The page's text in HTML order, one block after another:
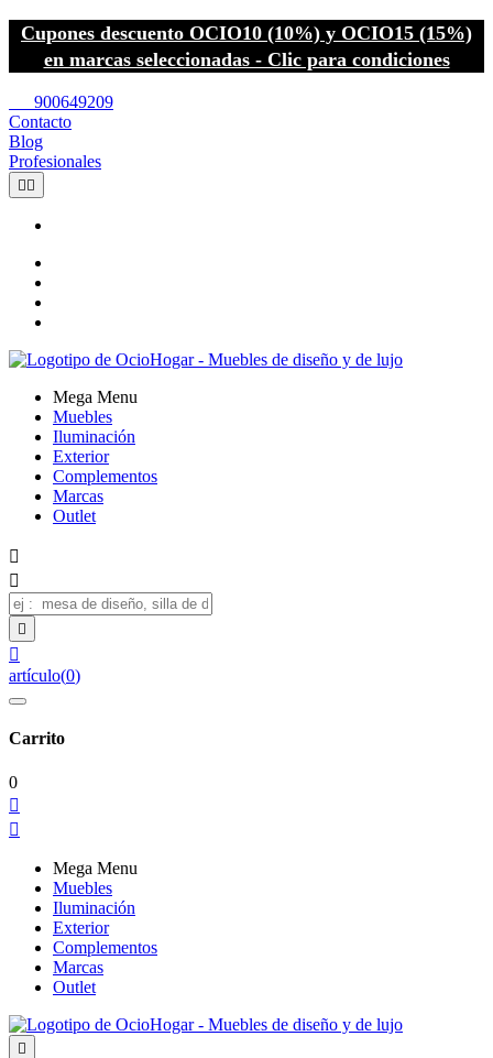
Cupones descuento OCIO10 (10%) y OCIO15 (15%)
en marcas seleccionadas - Clic para condiciones
900649209
Contacto
Blog
Profesionales
 
Mega Menu
Muebles
Iluminación
Exterior
Complementos
Marcas
Outlet




artículo(0)
Carrito
0


Mega Menu
Muebles
Iluminación
Exterior
Complementos
Marcas
Outlet
